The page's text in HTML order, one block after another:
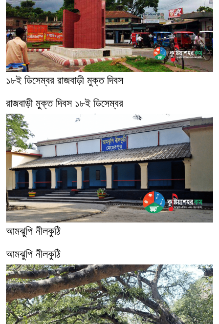
১৮ই ডিসেম্বর রাজবাড়ী মুক্ত দিবস
রাজবাড়ী মুক্ত দিবস ১৮ই ডিসেম্বর
আমঝুপি নীলকুঠি
আমঝুপি নীলকুঠি